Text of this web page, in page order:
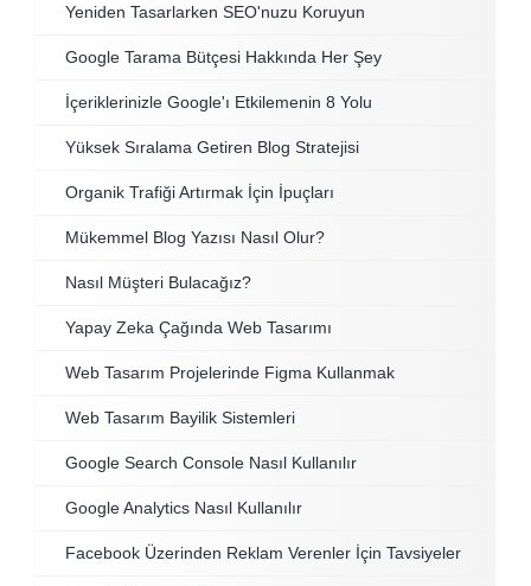
Yeniden Tasarlarken SEO'nuzu Koruyun
Google Tarama Bütçesi Hakkında Her Şey
İçeriklerinizle Google'ı Etkilemenin 8 Yolu
Yüksek Sıralama Getiren Blog Stratejisi
Organik Trafiği Artırmak İçin İpuçları
Mükemmel Blog Yazısı Nasıl Olur?
Nasıl Müşteri Bulacağız?
Yapay Zeka Çağında Web Tasarımı
Web Tasarım Projelerinde Figma Kullanmak
Web Tasarım Bayilik Sistemleri
Google Search Console Nasıl Kullanılır
Google Analytics Nasıl Kullanılır
Facebook Üzerinden Reklam Verenler İçin Tavsiyeler